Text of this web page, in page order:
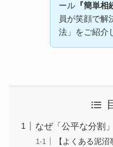
ール『簡単相
員が笑顔で解
法」をご紹介
なぜ「公平な分割
【よくある泥